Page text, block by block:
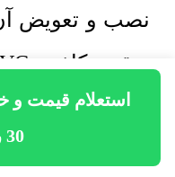
30 روکش دار
نصب و تعویض
صورت